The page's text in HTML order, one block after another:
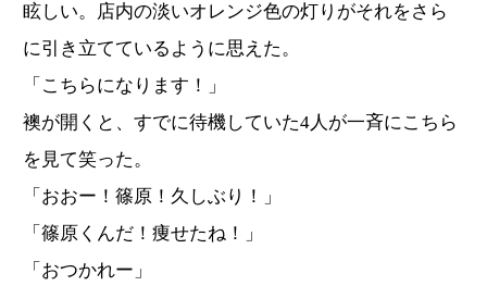
眩しい。店内の淡いオレンジ色の灯りがそれをさら
に引き立てているように思えた。
「こちらになります！」
襖が開くと、すでに待機していた4人が一斉にこちら
を見て笑った。
「おおー！篠原！久しぶり！」
「篠原くんだ！痩せたね！」
「おつかれー」